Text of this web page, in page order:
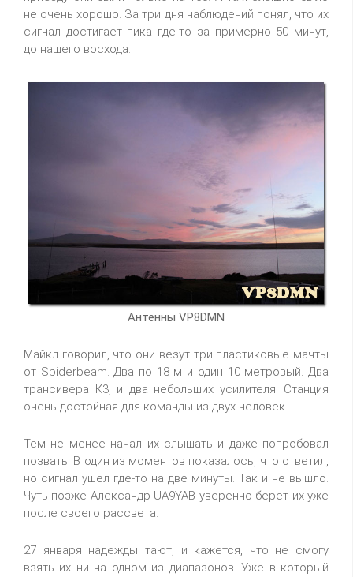
не очень хорошо. За три дня наблюдений понял, что их
сигнал достигает пика где-то за примерно 50 минут,
до нашего восхода.
Антенны VP8DMN
Майкл говорил, что они везут три пластиковые мачты
от Spiderbeam. Два по 18 м и один 10 метровый. Два
трансивера К3, и два небольших усилителя. Станция
очень достойная для команды из двух человек.
Тем не менее начал их слышать и даже попробовал
позвать. В один из моментов показалось, что ответил,
но сигнал ушел где-то на две минуты. Так и не вышло.
Чуть позже Александр UA9YAB уверенно берет их уже
после своего рассвета.
27 января надежды тают, и кажется, что не смогу
взять их ни на одном из диапазонов. Уже в который